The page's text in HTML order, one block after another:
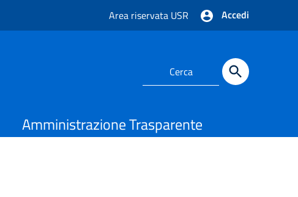
Area riservata USR Accedi
Amministrazione Trasparente